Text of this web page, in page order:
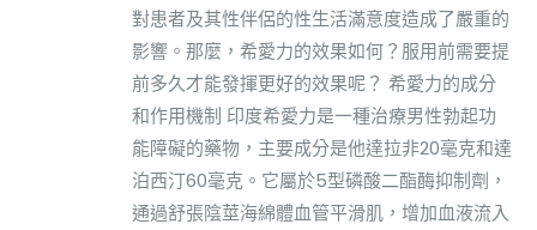
對患者及其性伴侶的性生活滿意度造成了嚴重的
影響。那麼，希愛力的效果如何？服用前需要提
前多久才能發揮更好的效果呢？ 希愛力的成分
和作用機制 印度希愛力是一種治療男性勃起功
能障礙的藥物，主要成分是他達拉非20毫克和達
泊西汀60毫克。它屬於5型磷酸二酯酶抑制劑，
通過舒張陰莖海綿體血管平滑肌，增加血液流入